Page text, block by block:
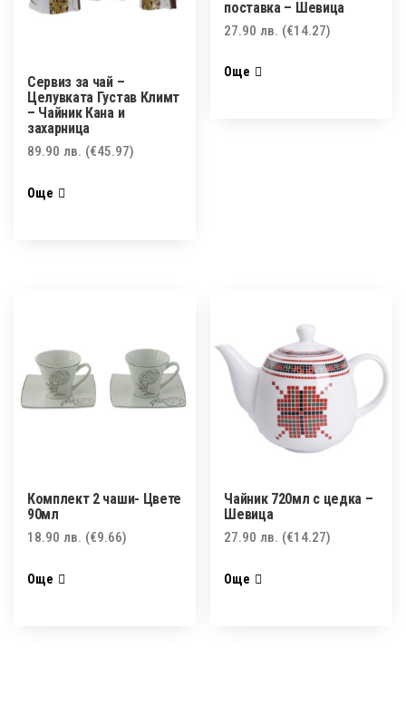
Сервиз за чай –
Целувката Густав Климт
– Чайник Кана и
захарница
89.90 лв. (€45.97)
Още
поставка – Шевица
27.90 лв. (€14.27)
Още
Комплект 2 чаши- Цвете
90мл
18.90 лв. (€9.66)
Още
Чайник 720мл с цедка –
Шевица
27.90лв. (€14.27)
Още